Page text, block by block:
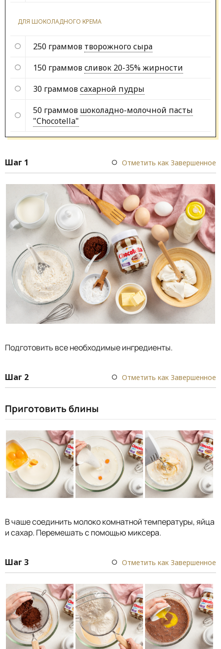
ДЛЯ ШОКОЛАДНОГО КРЕМА
250 граммов творожного сыра
150 граммовсливок 20-35% жирности
30 граммовсахарной пудры
50 граммов шоколадно-молочной пасты
"Chocotella"
Шаг 1 Отметить как Завершенное
Подготовить все необходимые ингредиенты.
Шаг 2 Отметить как Завершенное
Приготовить блины
В чаше соединить молоко комнатной температуры, яйца
и сахар. Перемешать с помощью миксера.
Шаг 3 Отметить как Завершенное